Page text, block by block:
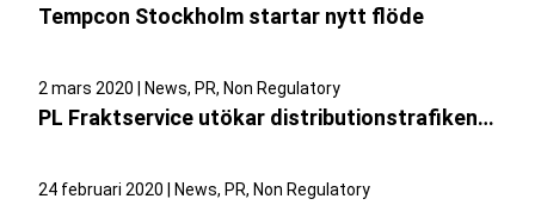
Tempcon Stockholm startar nytt flöde
2 mars 2020 | News, PR, Non Regulatory
PL Fraktservice utökar distributionstrafiken i Värmland och Dalsland
24 februari 2020 | News, PR, Non Regulatory